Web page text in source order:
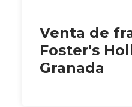
Venta de
Foster's
Granada